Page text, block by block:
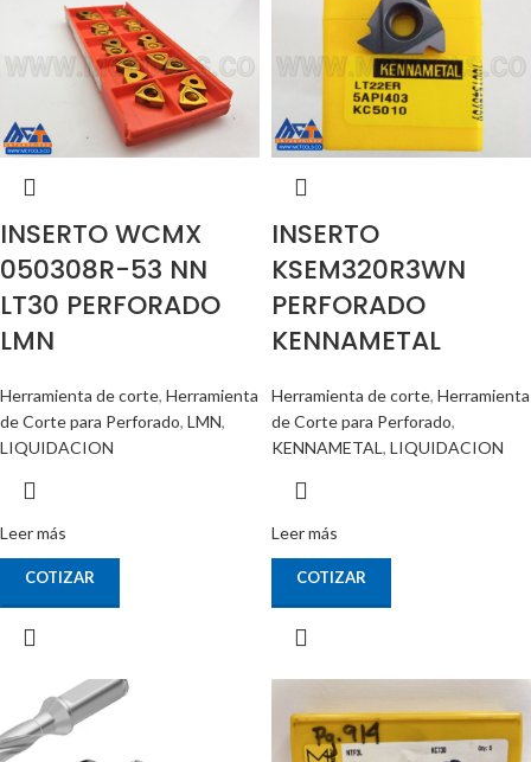
INSERTO WCMX
050308R-53 NN
LT30 PERFORADO
LMN
Herramienta de corte, Herramienta
de Corte para Perforado, LMN,
LIQUIDACION
Leer más
COTIZAR
INSERTO
KSEM320R3WN
PERFORADO
KENNAMETAL
Herramienta de corte, Herramienta
de Corte para Perforado,
KENNAMETAL , LIQUIDACION
Leer más
COTIZAR